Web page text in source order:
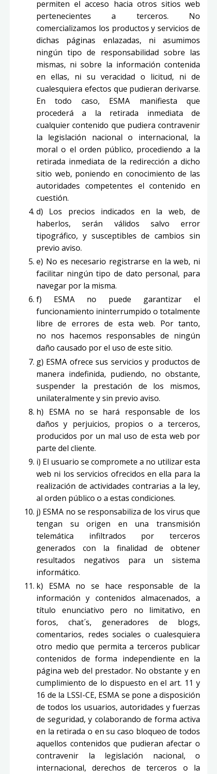
permiten el acceso hacia otros sitios web
pertenecientes a terceros. No
comercializamos los productos y servicios de
dichas páginas enlazadas, ni asumimos
ningún tipo de responsabilidad sobre las
mismas, ni sobre la información contenida
en ellas, ni su veracidad o licitud, ni de
cualesquiera efectos que pudieran derivarse.
En todo caso, ESMA manifiesta que
procederá a la retirada inmediata de
cualquier contenido que pudiera contravenir
la legislación nacional o internacional, la
moral o el orden público, procediendo a la
retirada inmediata de la redirección a dicho
sitio web, poniendo en conocimiento de las
autoridades competentes el contenido en
cuestión.
d) Los precios indicados en la web, de
haberlos, serán válidos salvo error
tipográfico, y susceptibles de cambios sin
previo aviso.
e) No es necesario registrarse en la web, ni
facilitar ningún tipo de dato personal, para
navegar por la misma.
f) ESMA no puede garantizar el
funcionamiento ininterrumpido o totalmente
libre de errores de esta web. Por tanto,
no nos hacemos responsables de ningún
daño causado por el uso de este sitio.
g) ESMA ofrece sus servicios y productos de
manera indefinida, pudiendo, no obstante,
suspender la prestación de los mismos,
unilateralmente y sin previo aviso.
h) ESMA no se hará responsable de los
daños y perjuicios, propios o a terceros,
producidos por un mal uso de esta web por
parte del cliente.
i) El usuario se compromete a no utilizar esta
web ni los servicios ofrecidos en ella para la
realización de actividades contrarias a la ley,
al orden público o a estas condiciones.
j) ESMA no se responsabiliza de los virus que
tengan su origen en una transmisión
telemática infiltrados por terceros
generados con la finalidad de obtener
resultados negativos para un sistema
informático.
k) ESMA no se hace responsable de la
información y contenidos almacenados, a
título enunciativo pero no limitativo, en
foros, chat´s, generadores de blogs,
comentarios, redes sociales o cualesquiera
otro medio que permita a terceros publicar
contenidos de forma independiente en la
página web del prestador. No obstante y en
cumplimiento de lo dispuesto en el art. 11 y
16 de la LSSI-CE, ESMA se pone a disposición
de todos los usuarios, autoridades y fuerzas
de seguridad, y colaborando de forma activa
en la retirada o en su caso bloqueo de todos
aquellos contenidos que pudieran afectar o
contravenir la legislación nacional, o
internacional, derechos de terceros o la